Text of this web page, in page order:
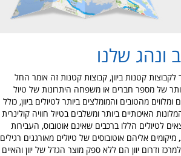
ונהג שלנו
לקבוצות קטנות ביוון, קבוצות קטנות זה אומר החל
יותר של מספר חברים או משפחה היתרונות של טיול
מהטובים והמומלצים ביותר לטיולים ביוון, כולל
האיכותיים ביותר ומשלבים בטיול חוויה קולינרית
לטיולים הללו ברכבים שאינם אוטובוס, העבירות
מיקומים אליהם אוטובוסים של טיולים מאורגנים רגילים
למרכז ודרום יוון הם ללא ספק מוצר הגדל של יוון והאיים